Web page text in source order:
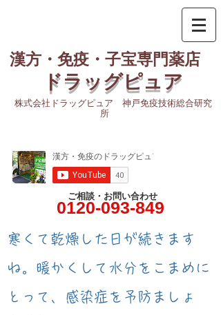
漢方・免疫・子宝専門薬店
ドラッグピュア
株式会社ドラッグピュア 神戸免疫技術総合研究
所
ご相談・お問い合わせ
0120-093-849
​寒くて乾燥した日が続きます
ね。暖かくして水分をこまめに
とって、感染症を予防ましょ